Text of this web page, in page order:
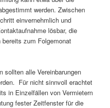
werden. Zwischen
einvernehmlich und
lösbar, die
bereits zum Folgemonat
sollten alle Vereinbarungen
Für nicht sinnvoll erachtet
in Einzelfällen von Vermietern
fester Zeitfenster für die